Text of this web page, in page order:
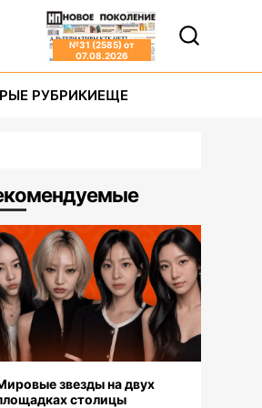
№31 (2585) от
07.08.2026
РУБРИКИЕЩЕ
звезды на двух
столицы